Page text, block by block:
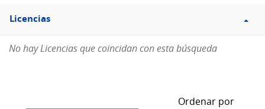
Filtro
Licencias
Licencias
No hay Licencias que coincidan con esta búsqueda
Ordenar por